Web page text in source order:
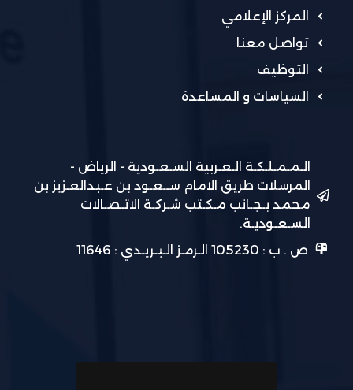
المركز الإعلامي
تواصل معنا
التوظيف
السياسات و المساعدة
الـمـمـلـكـة الـعـربية السـعـودية - الرياض -
المرسلات طريق الامام ســعـود بن عـبدالعـزيز بن
محمد بـجـانب مـكـتب شـركـة الاتـصـالات
السـعـوديـة.
ص . ب : 105230 الـرمـز الـبـريـدي : 11646